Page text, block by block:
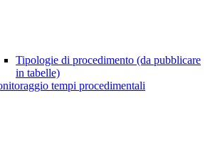
Tipologie di procedimento (da pubblicare
in tabelle)
tempi procedimentali